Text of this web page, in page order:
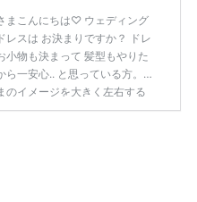
まこんにちは♡ ウェディング
レスは お決まりですか？ ドレ
小物も決まって 髪型もやりた
ら一安心.. と思っている方。
のイメージを大きく左右する
いませんか!? 同じヘアスタイ